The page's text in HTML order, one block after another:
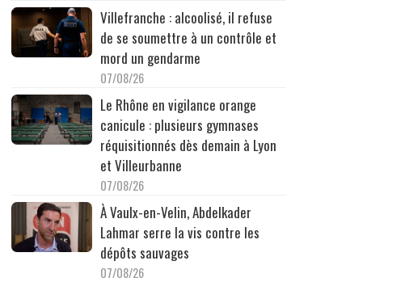
Villefranche : alcoolisé, il refuse
de se soumettre à un contrôle et
mord un gendarme
07/08/26
Le Rhône en vigilance orange
canicule : plusieurs gymnases
réquisitionnés dès demain à Lyon
et Villeurbanne
07/08/26
À Vaulx-en-Velin, Abdelkader
Lahmar serre la vis contre les
dépôts sauvages
07/08/26